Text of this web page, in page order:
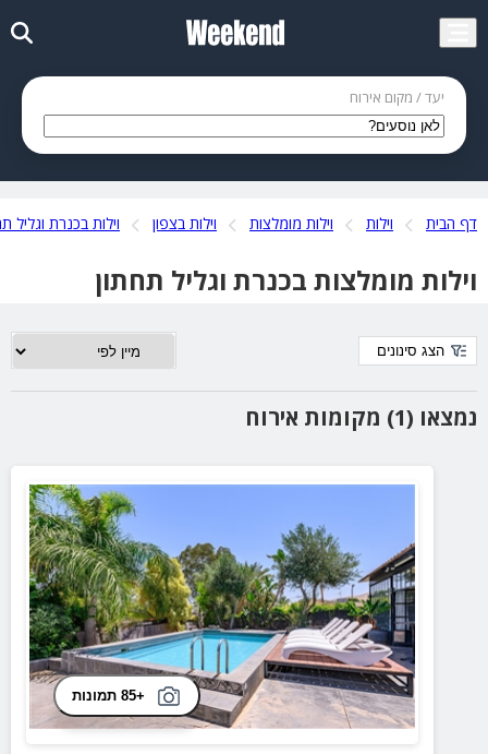
יעד / מקום אירוח
דף הבית וילות וילות מומלצות וילות בצפון וילות בכנרת וגליל
וילות מומלצות בכנרת וגליל תחתון
נמצאו (1) מקומות אירוח
הצג סינונים
+85 תמונות